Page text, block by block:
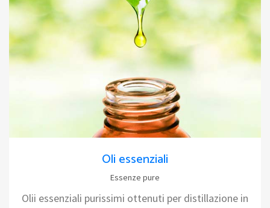
Oli essenziali
Essenze pure
Olii essenziali purissimi ottenuti per distillazione in